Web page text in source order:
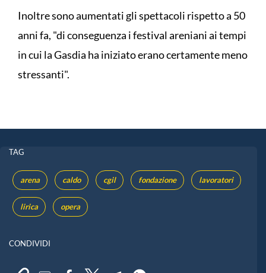
Inoltre sono aumentati gli spettacoli rispetto a 50
anni fa, "di conseguenza i festival areniani ai tempi
in cui la Gasdia ha iniziato erano certamente meno
stressanti".
TAG
arena caldo cgil fondazione lavoratori
lirica opera
CONDIVIDI